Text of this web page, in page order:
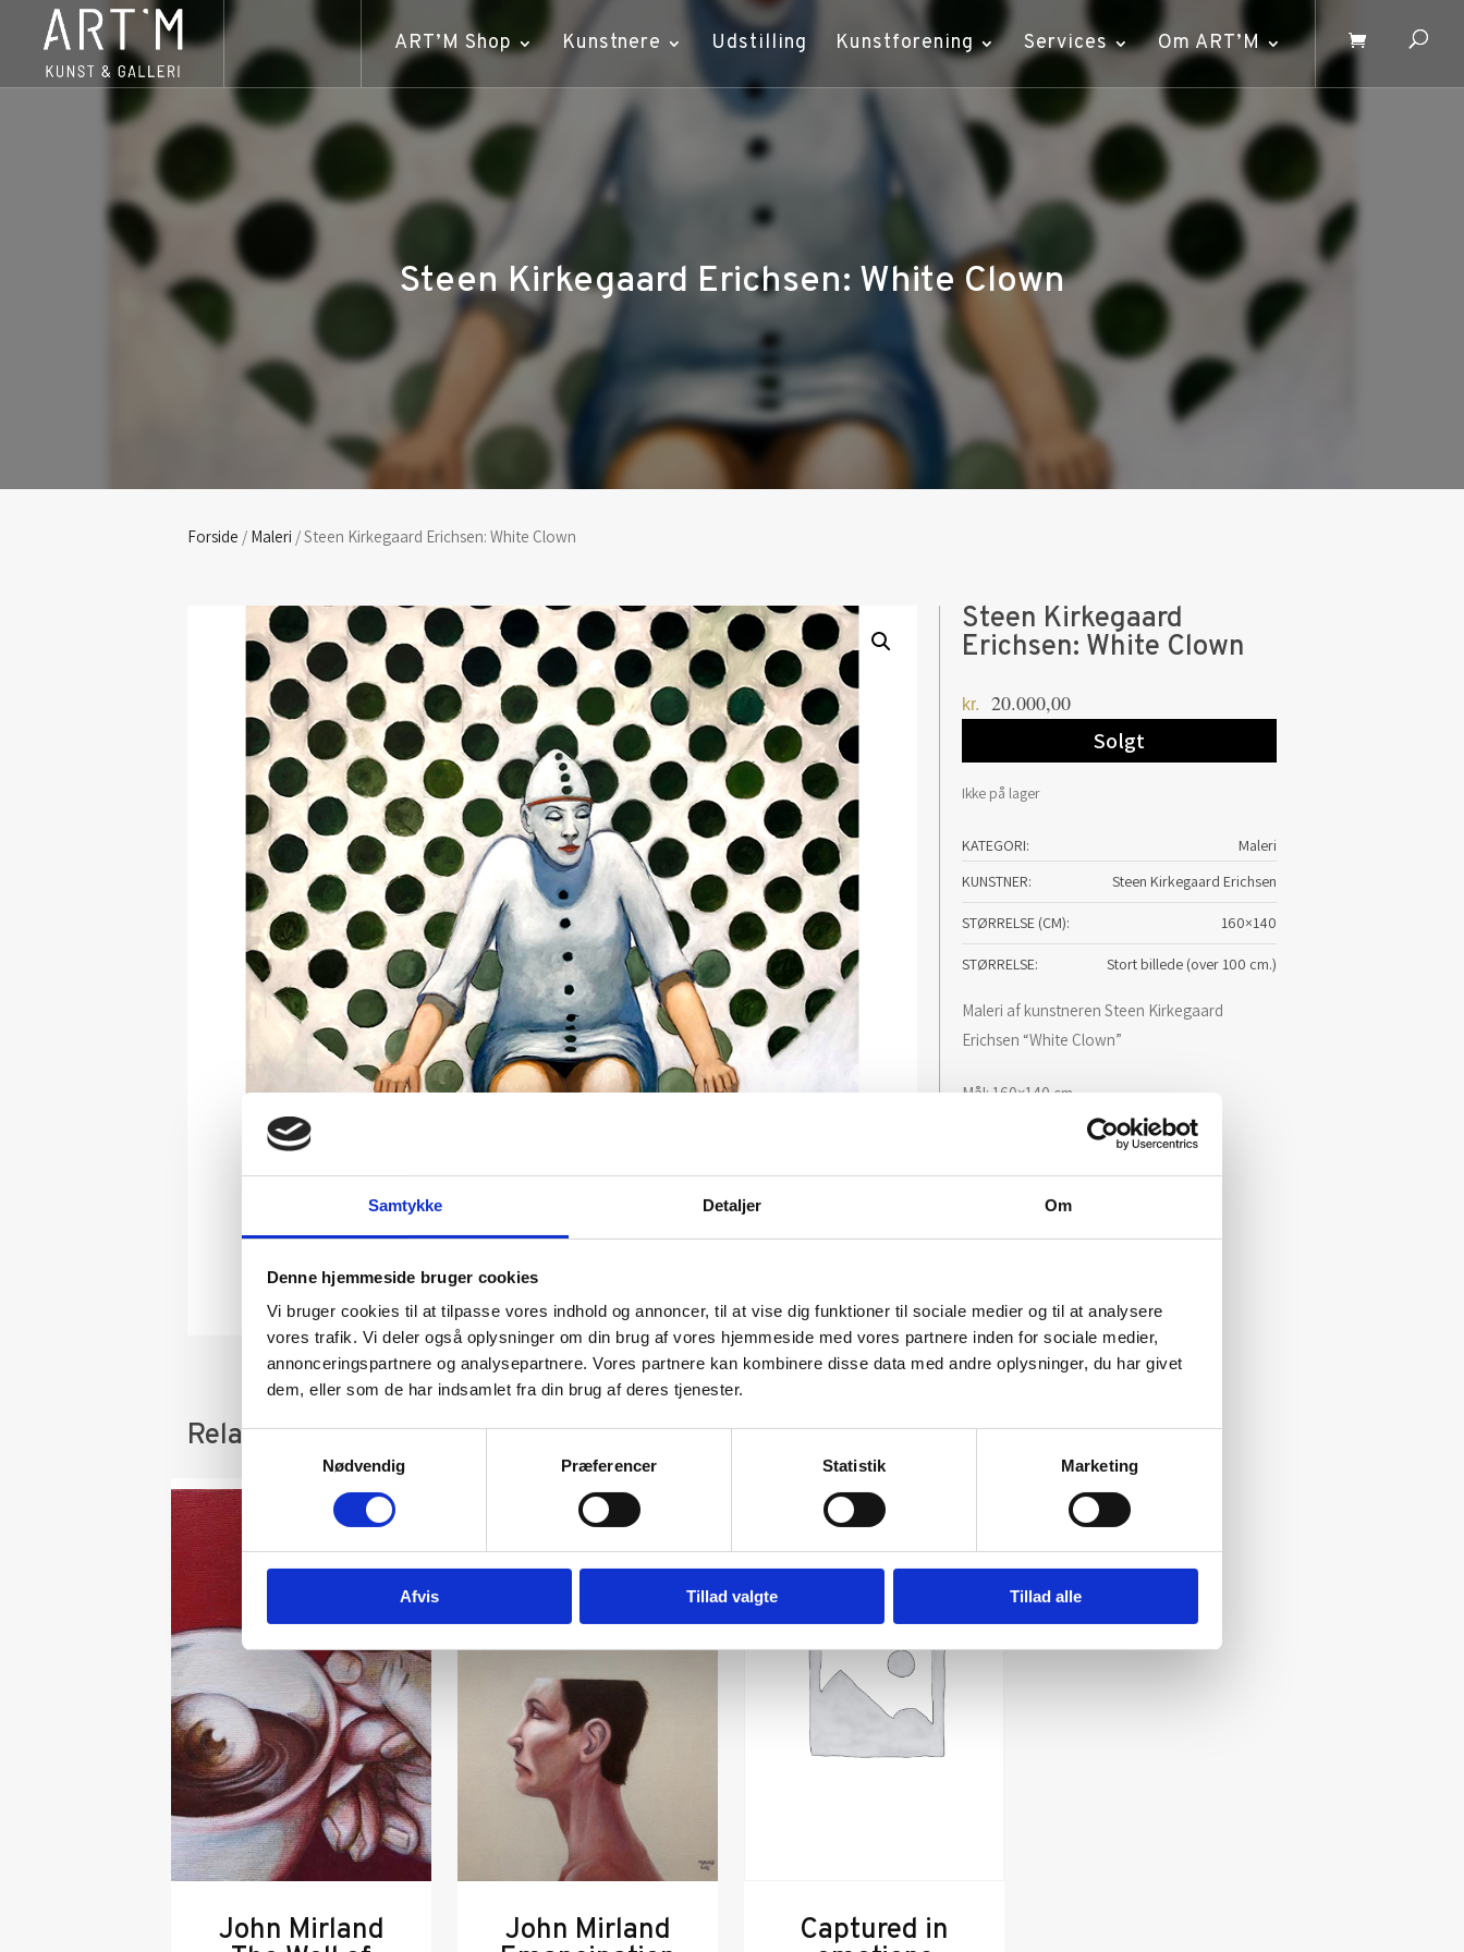
Samtykke Detaljer Om
Denne hjemmeside bruger cookies
Vi bruger cookies til at tilpasse vores indhold og annoncer, til at vise dig funktioner til sociale medier og til at analysere
vores trafik. Vi deler også oplysninger om din brug af vores hjemmeside med vores partnere inden for sociale medier,
annonceringspartnere og analysepartnere. Vores partnere kan kombinere disse data med andre oplysninger, du har givet
dem, eller som de har indsamlet fra din brug af deres tjenester.
Nødvendig
Præferencer Statistik Marketing
Afvis Tillad valgte Tillad alle
ART’M Shop Kunstnere Udstilling Kunstforening Services Om ART’M
Steen Kirkegaard Erichsen: White Clown
Forside / Maleri / Steen Kirkegaard Erichsen: White Clown
Steen Kirkegaard
Erichsen: White Clown
kr. 20.000,00
Solgt
Ikke på lager
KATEGORI:
Maleri
KUNSTNER
Steen Kirkegaard Erichsen
STØRRELSE (CM) 160×140
STØRRELSE Stort billede (over 100 cm.)
Maleri af kunstneren Steen Kirkegaard
Erichsen “White Clown”
Mål: 160×140 cm.
Relaterede varer
John Mirland John Mirland Captured in